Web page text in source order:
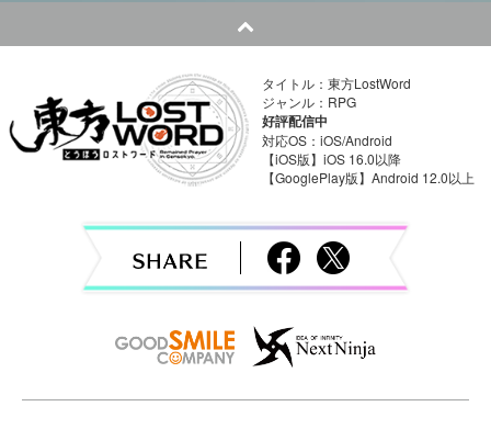
a
v
o
タイトル：東方LostWord
ジャンル：RPG
好評配信中
対応OS：iOS/Android
【iOS版】iOS 16.0以降
【GooglePlay版】Android 12.0以上